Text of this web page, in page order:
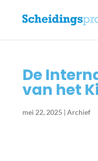
De
van het
mei 22, 2025 | Archief